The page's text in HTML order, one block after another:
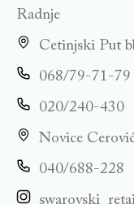
Radnje
Cetinjski Put
068/79-71-79
020/240-430
Novice
040/688-228